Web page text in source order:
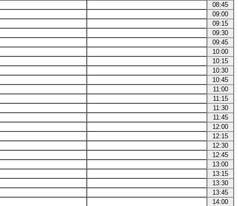
08:45
09:00
09:15
09:30
09:45
10:00
10:15
10:30
10:45
11:00
11:15
11:30
11:45
12:00
12:15
12:30
12:45
13:00
13:15
13:30
13:45
14:00